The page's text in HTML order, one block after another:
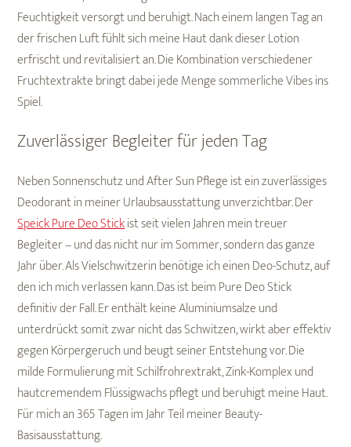
Feuchtigkeit versorgt und beruhigt. Nach einem langen Tag an
der frischen Luft fühlt sich meine Haut dank dieser Lotion
erfrischt und revitalisiert an. Die Kombination verschiedener
Fruchtextrakte bringt dabei jede Menge sommerliche Vibes ins
Spiel.
Zuverlässiger Begleiter für jeden Tag
Neben Sonnenschutz und After Sun Pflege ist ein zuverlässiges
Deodorant in meiner Urlaubsausstattung unverzichtbar. Der
Speick Pure Deo Stickist seit vielen Jahren mein treuer
Begleiter – und das nicht nur im Sommer, sondern das ganze
Jahr über. Als Vielschwitzerin benötige ich einen Deo-Schutz, auf
den ich mich verlassen kann. Das ist beim Pure Deo Stick
definitiv der Fall. Er enthält keine Aluminiumsalze und
unterdrückt somit zwar nicht das Schwitzen, wirkt aber effektiv
gegen Körpergeruch und beugt seiner Entstehung vor. Die
milde Formulierung mit Schilfrohrextrakt, Zink-Komplex und
hautcremendem Flüssigwachs pflegt und beruhigt meine Haut.
Für mich an 365 Tagen im Jahr Teil meiner Beauty-
Basisausstattung.